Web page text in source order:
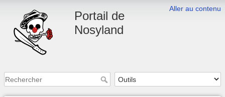
Aller au contenu
Portail de
Nosyland